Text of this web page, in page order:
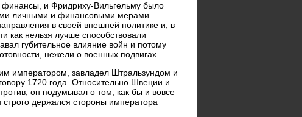
финансы, и Фридриху-Вильгельму было
личными и финансовыми мерами
в своей внешней политике и, в
как нельзя лучше способствовали
губительное влияние войн и потому
нежели о военных подвигах.
императором, завладел Штральзундом и
1720 года. Относительно Швеции и
он подумывал о том, как бы и вовсе
держался стороны императора